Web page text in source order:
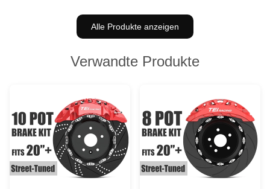
Alle Produkte anzeigen
Verwandte Produkte